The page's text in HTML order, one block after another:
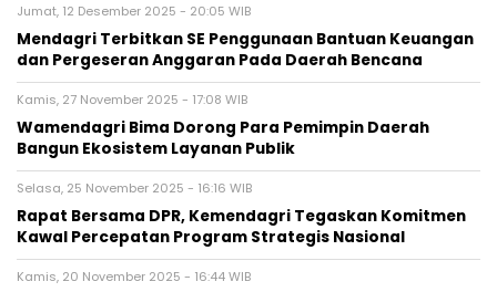
Jumat, 12 Desember 2025 - 20:05 WIB
Mendagri Terbitkan SE Penggunaan Bantuan Keuangan
dan Pergeseran Anggaran Pada Daerah Bencana
Kamis, 27 November 2025 - 17:08 WIB
Wamendagri Bima Dorong Para Pemimpin Daerah
Bangun Ekosistem Layanan Publik
Selasa, 25 November 2025 - 16:16 WIB
Rapat Bersama DPR, Kemendagri Tegaskan Komitmen
Kawal Percepatan Program Strategis Nasional
Kamis, 20 November 2025 - 16:44 WIB